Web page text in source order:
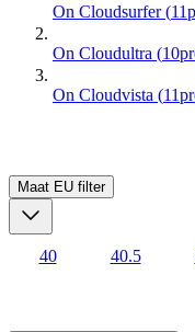
On Cloudsurfer (11
On Cloudultra (10
On Cloudvista (11
Maat EU filter
40 40.5